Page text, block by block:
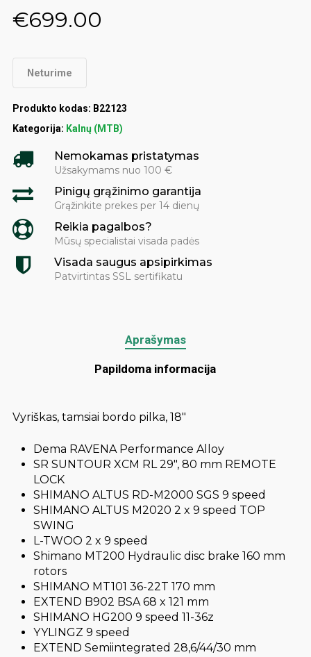
€699.00
Neturime
Produkto kodas: B22123
Kategorija: Kalnų (MTB)
Nemokamas pristatymas
Užsakymams nuo 100 €
Pinigų grąžinimo garantija
Grąžinkite prekes per 14 dienų
Reikia pagalbos?
Mūsų specialistai visada padės
Visada saugus apsipirkimas
Patvirtintas SSL sertifikatu
Aprašymas
Papildoma informacija
Vyriškas, tamsiai bordo pilka, 18″
Dema RAVENA Performance Alloy
SR SUNTOUR XCM RL 29″, 80 mm REMOTE
LOCK
SHIMANO ALTUS RD-M2000 SGS 9 speed
SHIMANO ALTUS M2020 2 x 9 speed TOP
SWING
L-TWOO 2 x 9 speed
Shimano MT200 Hydraulic disc brake 160 mm
rotors
SHIMANO MT101 36-22T 170 mm
EXTEND B902 BSA 68 x 121 mm
SHIMANO HG200 9 speed 11-36z
YYLINGZ 9 speed
EXTEND Semiintegrated 28,6/44/30 mm